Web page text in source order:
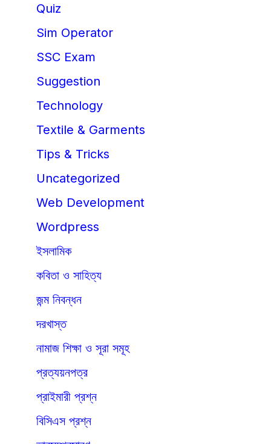
Quiz
Sim Operator
SSC Exam
Suggestion
Technology
Textile & Garments
Tips & Tricks
Uncategorized
Web Development
Wordpress
ইসলামিক
কবিতা ও সাহিত্য
জন্ম নিবন্ধন
দরখাস্ত
নামাজ শিক্ষা ও সূরা সমূহ
প্রত্যয়নপত্র
প্রাইমারী প্রশ্ন
বিসিএস প্রশ্ন